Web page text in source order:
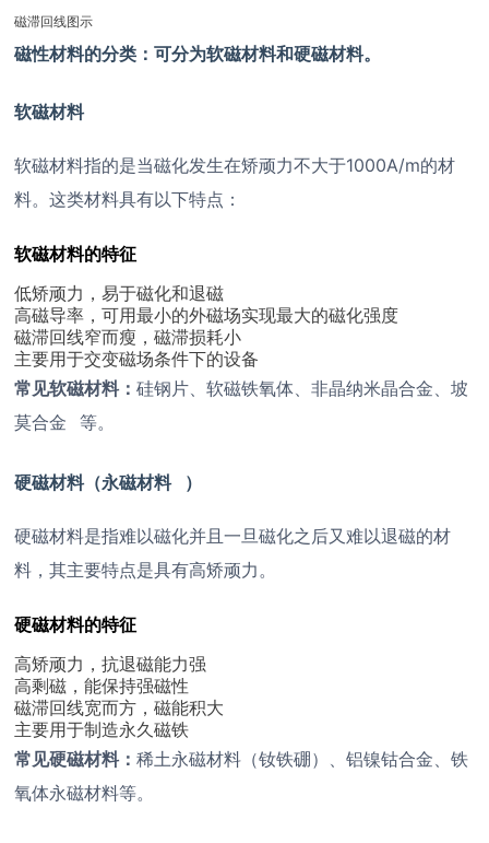
磁滞回线图示
磁性材料的分类：可分为软磁材料和硬磁材料。
软磁材料
软磁材料指的是当磁化发生在矫顽力不大于1000A/m的材
料。这类材料具有以下特点：
软磁材料的特征
低矫顽力，易于磁化和退磁
高磁导率，可用最小的外磁场实现最大的磁化强度
磁滞回线窄而瘦，磁滞损耗小
主要用于交变磁场条件下的设备
常见软磁材料：硅钢片、软磁铁氧体、非晶纳米晶合金、坡
莫合金
等。
硬磁材料（永磁材料 ）
硬磁材料是指难以磁化并且一旦磁化之后又难以退磁的材
料，其主要特点是具有高矫顽力。
硬磁材料的特征
高矫顽力，抗退磁能力强
高剩磁，能保持强磁性
磁滞回线宽而方，磁能积大
主要用于制造永久磁铁
常见硬磁材料：稀土永磁材料（钕铁硼）、铝镍钴合金、铁
氧体永磁材料等。